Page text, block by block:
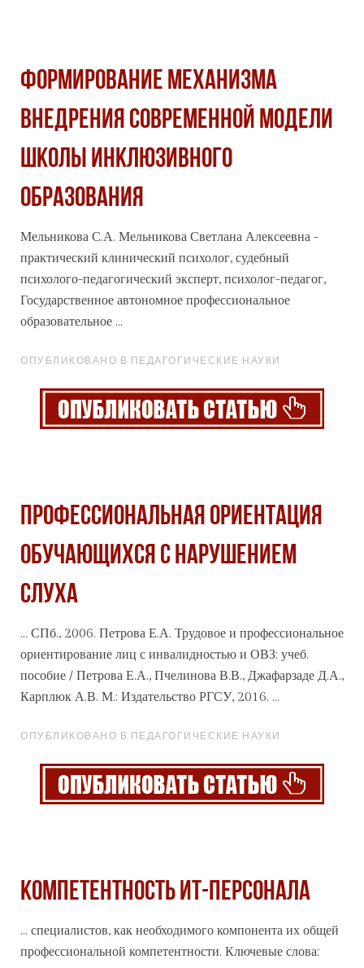
ФОРМИРОВАНИЕ МЕХАНИЗМА
ВНЕДРЕНИЯ СОВРЕМЕННОЙ МОДЕЛИ
ШКОЛЫ ИНКЛЮЗИВНОГО
ОБРАЗОВАНИЯ
Мельникова С.А. Мельникова Светлана Алексеевна -
практический клинический психолог, судебный
психолого-педагогический эксперт, психолог-педагог,
Государственное автономное профессиональное
образовательное ...
ОПУБЛИКОВАНО В ПЕДАГОГИЧЕСКИЕ НАУКИ
ПРОФЕССИОНАЛЬНАЯ ОРИЕНТАЦИЯ
ОБУЧАЮЩИХСЯ С НАРУШЕНИЕМ
СЛУХА
... СПб., 2006. Петрова Е.А. Трудовое и профессиональное
ориентирование лиц с инвалидностью и ОВЗ: учеб.
пособие / Петрова Е.А., Пчелинова В.В., Джафарзаде Д.А.,
Карплюк А.В. М.: Издательство РГСУ, 2016. ...
ОПУБЛИКОВАНО В ПЕДАГОГИЧЕСКИЕ НАУКИ
КОМПЕТЕНТНОСТЬ ИТ-ПЕРСОНАЛА
... специалистов, как необходимого компонента их общей
профессиональной компетентности. Ключевые слова: